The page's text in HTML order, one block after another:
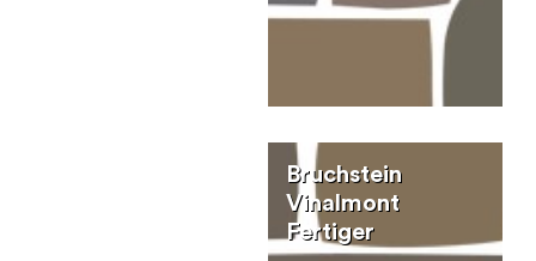
Bruchstein
Vinalmont
Fertiger